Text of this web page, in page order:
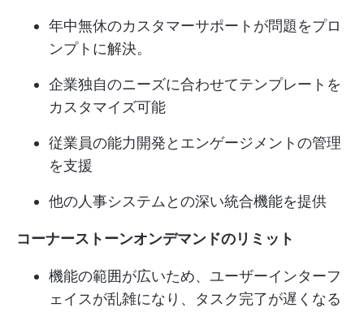
年中無休のカスタマーサポートが問題をプロ
ンプトに解決。
企業独自のニーズに合わせてテンプレートを
カスタマイズ可能
従業員の能力開発とエンゲージメントの管理
を支援
他の人事システムとの深い統合機能を提供
コーナーストーンオンデマンドのリミット
機能の範囲が広いため、ユーザーインターフ
ェイスが乱雑になり、タスク完了が遅くなる